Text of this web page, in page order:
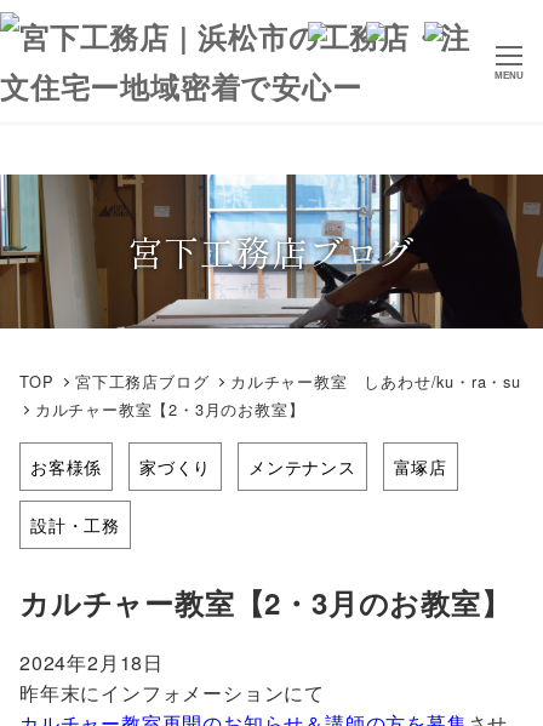
メ
ン
コ
ン
ツ
へ
動
MENU
宮下工務店ブログ
TOP 宮下工務店ブログ
カルチャー教室 しあわせ/ku・ra・su
カルチャー教室【2・3月のお教室】
お客様係 家づくり メンテナンス 富塚店
設計・工務
カルチャー教室【2・3月のお教室】
2024年2月18日
昨年末にインフォメーションにて